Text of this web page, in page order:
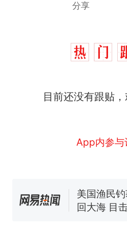
分享
目前还没有跟贴
App内参与
热
那个在
制裁瓜
么？
协会回应
男子上山采
来源：参
笔试第一
官方通报